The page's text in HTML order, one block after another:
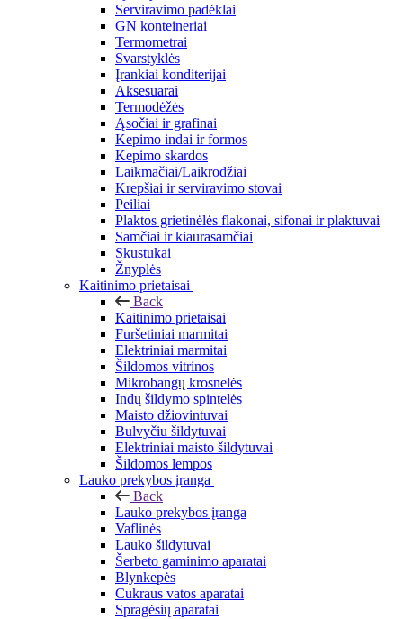
Serviravimo padėklai
GN konteineriai
Termometrai
Svarstyklės
Įrankiai konditerijai
Aksesuarai
Termodėžės
Ąsočiai ir grafinai
Kepimo indai ir formos
Kepimo skardos
Laikmačiai/Laikrodžiai
Krepšiai ir serviravimo stovai
Peiliai
Plaktos grietinėlės flakonai, sifonai ir plaktuvai
Samčiai ir kiaurasamčiai
Skustukai
Žnyplės
Kaitinimo prietaisai
Back
Kaitinimo prietaisai
Furšetiniai marmitai
Elektriniai marmitai
Šildomos vitrinos
Mikrobangų krosnelės
Indų šildymo spintelės
Maisto džiovintuvai
Bulvyčiu šildytuvai
Elektriniai maisto šildytuvai
Šildomos lempos
Lauko prekybos įranga
Back
Lauko prekybos įranga
Vaflinės
Lauko šildytuvai
Šerbeto gaminimo aparatai
Blynkepės
Cukraus vatos aparatai
Spragėsių aparatai